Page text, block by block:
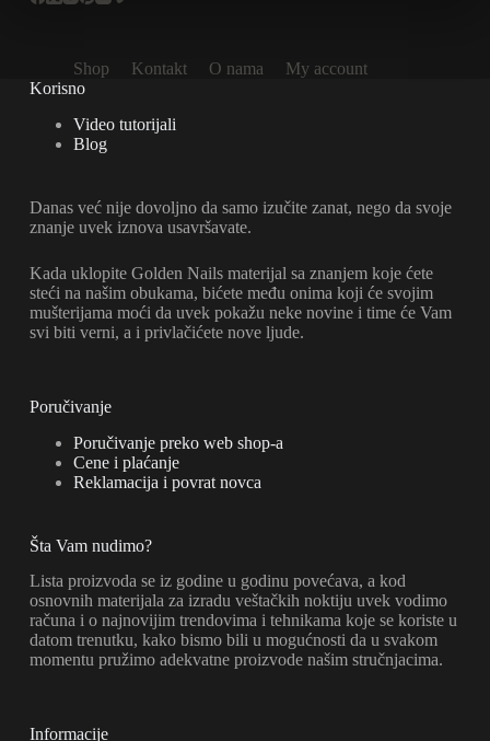
Shop Kontakt O nama
My account
Korisno
Video tutorijali
Blog
Danas već nije dovoljno da samo izučite zanat, nego da svoje
znanje uvek iznova usavršavate.
Kada uklopite Golden Nails materijal sa znanjem koje ćete
steći na našim obukama, bićete među onima koji će svojim
mušterijama moći da uvek pokažu neke novine i time će Vam
svi biti verni, a i privlačićete nove ljude.
Poručivanje
Poručivanje preko web shop-a
Cene i plaćanje
Reklamacija i povrat novca
Šta Vam nudimo?
Lista proizvoda se iz godine u godinu povećava, a kod
osnovnih materijala za izradu veštačkih noktiju uvek vodimo
računa i o najnovijim trendovima i tehnikama koje se koriste u
datom trenutku, kako bismo bili u mogućnosti da u svakom
momentu pružimo adekvatne proizvode našim stručnjacima.
Informacije